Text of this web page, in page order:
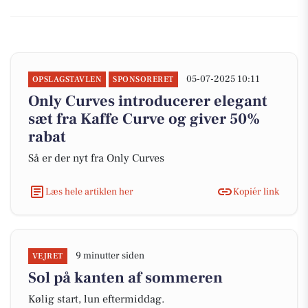
OPSLAGSTAVLEN SPONSORERET 05-07-2025 10:11
Only Curves introducerer elegant
sæt fra Kaffe Curve og giver 50%
rabat
Så er der nyt fra Only Curves
Læs hele artiklen her Kopiér link
VEJRET 9 minutter siden
Sol på kanten af sommeren
Kølig start, lun eftermiddag.